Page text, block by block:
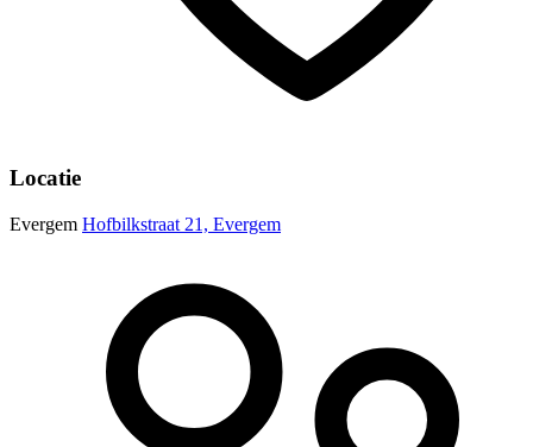
Locatie
Evergem Hofbilkstraat 21, Evergem